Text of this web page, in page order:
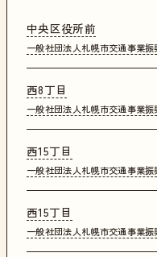
中央区役所前
一般社団法人札幌市交通事業振
西8丁目
一般社団法人札幌市交通事業振
西15丁目
一般社団法人札幌市交通事業振
西15丁目
一般社団法人札幌市交通事業振